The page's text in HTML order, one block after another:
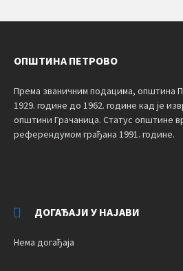
ОПШТИНА ПЕТРОВО
Према званичним подацима, општина
1929. године до 1962. године кад је
општини Грачаница. Статус општине
референдумом грађана 1991. године.
ДОГАЂАЈИ У НАЈАВИ
Нема догађаја